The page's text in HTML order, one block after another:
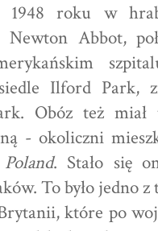
roku w
Newton Abbot,
Ilford Park,
Obóz też miał
- okoliczni
. Stało się
To było jedno
które po